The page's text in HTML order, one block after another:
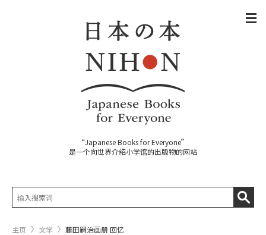
“Japanese Books for Everyone”
是一个向世界介绍小学馆的出版物的网站
主页 文学 藤田嗣治画册 回忆